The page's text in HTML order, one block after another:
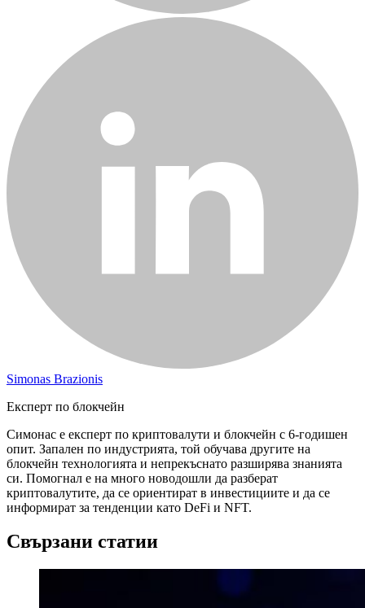
Simonas Brazionis
Експерт по блокчейн
Симонас е експерт по криптовалути и блокчейн с 6-годишен
опит. Запален по индустрията, той обучава другите на
блокчейн технологията и непрекъснато разширява знанията
си. Помогнал е на много новодошли да разберат
криптовалутите, да се ориентират в инвестициите и да се
информират за тенденции като DeFi и NFT.
Свързани статии